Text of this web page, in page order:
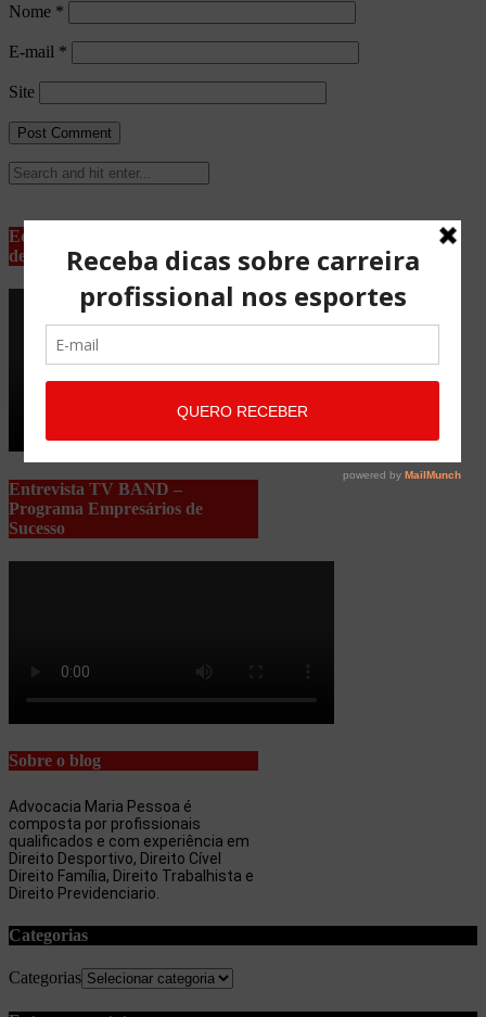
Nome *
E-mail *
Site
Equipe Advocacia Maria Pessoa
de Lima
Entrevista TV BAND –
Programa Empresários de
Sucesso
Sobre o blog
Advocacia Maria Pessoa é
composta por profissionais
qualificados e com experiência em
Direito Desportivo, Direito Cível
Direito Família, Direito Trabalhista e
Direito Previdenciario.
Categorias
Categorias